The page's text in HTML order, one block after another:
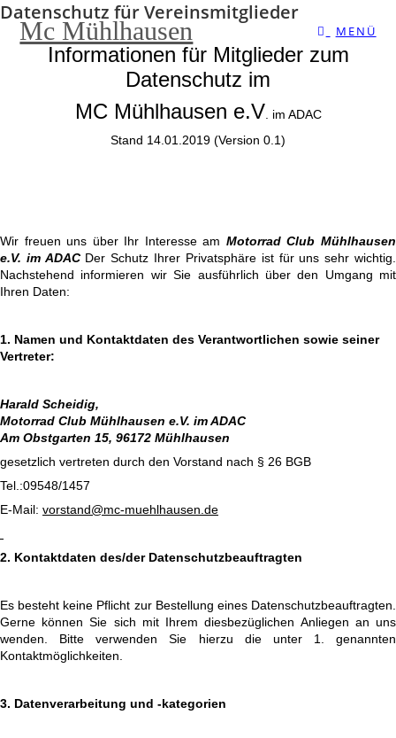
Zum
InhaltMc Mühlhausen MENÜ
Datenschutz für Vereinsmitglieder
Informationen für Mitglieder zum
Datenschutz im
MC Mühlhausen e.V . im ADAC
Stand 14.01.2019 (Version 0.1)
Wir freuen uns über Ihr Interesse am Motorrad Club Mühlhausen
e.V. im ADACDer Schutz Ihrer Privatsphäre ist für uns sehr wichtig.
Nachstehend informieren wir Sie ausführlich über den Umgang mit
Ihren Daten:
1. Namen und Kontaktdaten des Verantwortlichen sowie seiner
Vertreter:
Harald Scheidig,
Motorrad Club Mühlhausen e.V. im ADAC
Am Obstgarten 15, 96172 Mühlhausen
gesetzlich vertreten durch den Vorstand nach § 26 BGB
Tel.:09548/1457
E-Mail: vorstand@mc-muehlhausen.de
2. Kontaktdaten des/der Datenschutzbeauftragten
Es besteht keine Pflicht zur Bestellung eines Datenschutzbeauftragten.
Gerne können Sie sich mit Ihrem diesbezüglichen Anliegen an uns
wenden. Bitte verwenden Sie hierzu die unter 1. genannten
Kontaktmöglichkeiten.
3. Datenverarbeitung und -kategorien